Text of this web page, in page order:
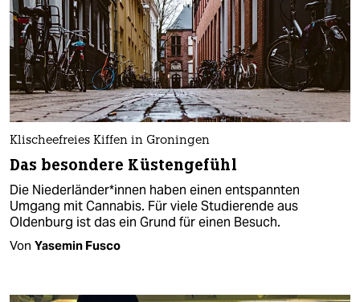
Klischeefreies Kiffen in Groningen
Das besondere Küstengefühl
Die Niederländer*innen haben einen entspannten
Umgang mit Cannabis. Für viele Studierende aus
Oldenburg ist das ein Grund für einen Besuch.
Von Yasemin Fusco